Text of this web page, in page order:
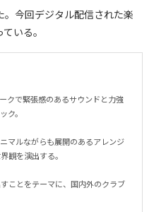
。今回デジタル配信された楽
いる。
クで緊張感のあるサウンドと力強
ク。
マルながらも展開のあるアレンジ
観を演出する。
ことをテーマに、国内外のクラブ